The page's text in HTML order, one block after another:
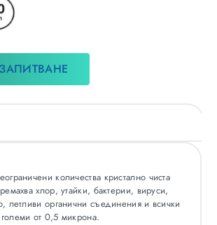
количества кристално чиста
хлор, утайки, бактерии, вируси,
летливи органични съединения и всички
от 0,5 микрона.